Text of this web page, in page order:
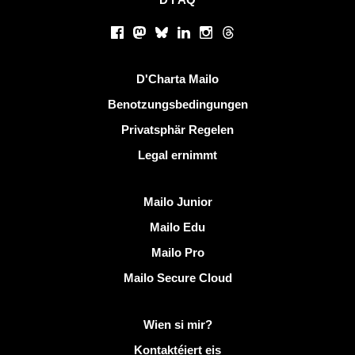
Facebook
Mastodon
BlueskyLinkedInInstagram
Threads
D'Charta Mailo
Benotzungsbedingungen
Privatsphär Regelen
Legal ernimmt
Mailo Junior
Mailo Edu
Mailo Pro
Mailo Secure Cloud
Wien si mir?
Kontaktéiert eis